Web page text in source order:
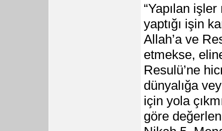
“Yapılan
yaptığı işin
Allah’a ve
etmekse,
Resulü’ne
dünyalığa
için yola
göre